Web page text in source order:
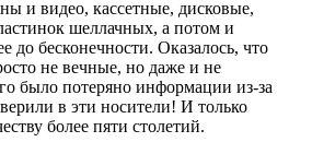
и видео, кассетные, дисковые,
шеллачных, а потом и
до бесконечности. Оказалось, что
не вечные, но даже и не
было потеряно информации из-за
в эти носители! И только
более пяти столетий.